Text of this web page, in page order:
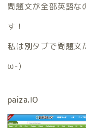
問題文が全部英語な
す！
私は別タブで問題
ω-)
paiza.IO